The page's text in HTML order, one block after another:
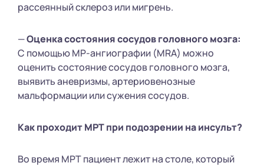
рассеянный склероз или мигрень.
—Оценка состояния сосудов головного мозга:
С помощью МР-ангиографии (MRA) можно
оценить состояние сосудов головного мозга,
выявить аневризмы, артериовенозные
мальформации или сужения сосудов.
Как проходит МРТ при подозрении на инсульт?
Во время МРТ пациент лежит на столе, который